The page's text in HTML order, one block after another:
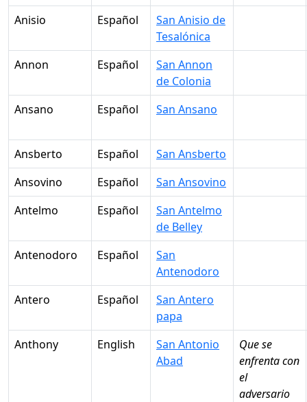
Anisio
Español
San Anisio de
Tesalónica
Annon
Español
San Annon
de Colonia
Ansano
Español San Ansano
Ansberto Español
San Ansberto
Ansovino
Español
San Ansovino
Antelmo
Español
San Antelmo
de Belley
Antenodoro
Español
San
Antenodoro
Antero
Español
San Antero
papa
Anthony
English
San Antonio
Abad
Que se
enfrenta con
el
adversario